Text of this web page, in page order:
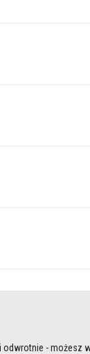
- możesz